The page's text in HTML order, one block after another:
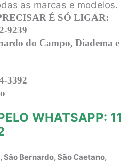
as marcas e modelos.
É SÓ LIGAR:
9239
do Campo, Diadema e
3392
WHATSAPP: 11
Bernardo, São Caetano,